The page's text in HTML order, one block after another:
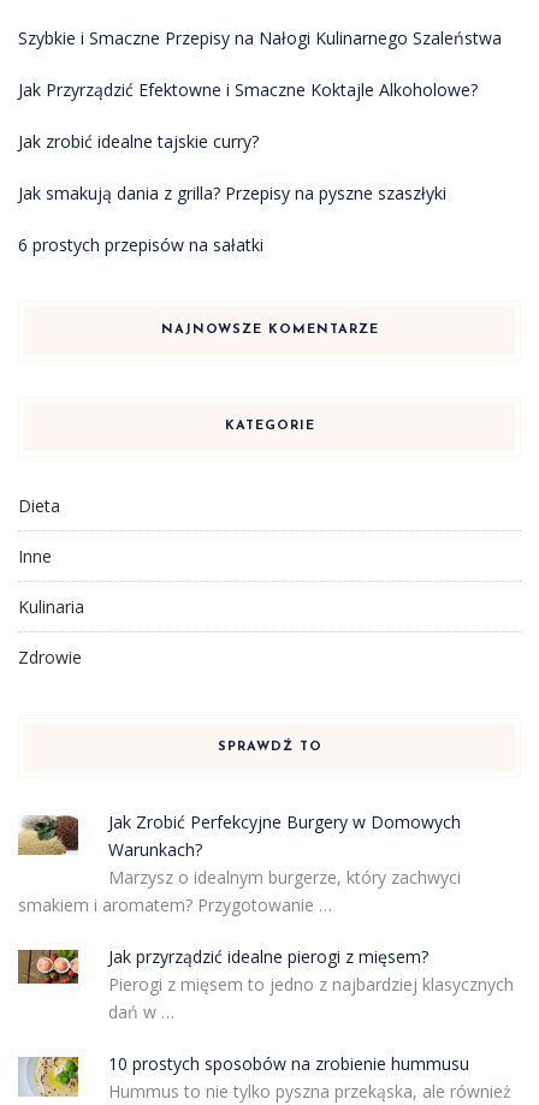
Szybkie i Smaczne Przepisy na Nałogi Kulinarnego Szaleństwa
Jak Przyrządzić Efektowne i Smaczne Koktajle Alkoholowe?
Jak zrobić idealne tajskie curry?
Jak smakują dania z grilla? Przepisy na pyszne szaszłyki
6 prostych przepisów na sałatki
NAJNOWSZE KOMENTARZE
KATEGORIE
Dieta
Inne
Kulinaria
Zdrowie
SPRAWDŹ TO
Jak Zrobić Perfekcyjne Burgery w Domowych
Warunkach?
Marzysz o idealnym burgerze, który zachwyci
smakiem i aromatem? Przygotowanie …
Jak przyrządzić idealne pierogi z mięsem?
Pierogi z mięsem to jedno z najbardziej klasycznych
dań w …
10 prostych sposobów na zrobienie hummusu
Hummus to nie tylko pyszna przekąska, ale również